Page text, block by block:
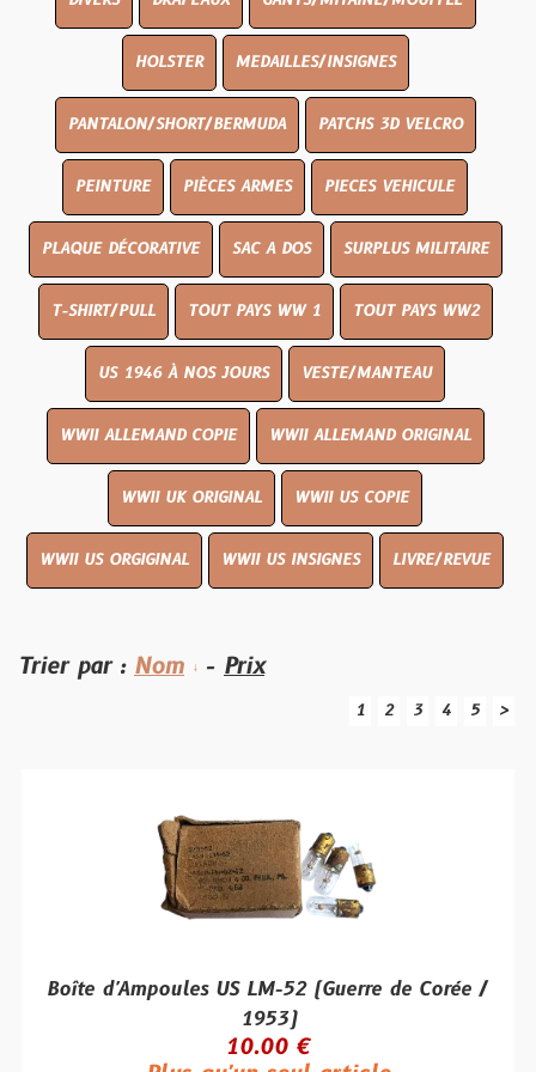
HOLSTER MEDAILLES/INSIGNES
PANTALON/SHORT/BERMUDA PATCHS 3D VELCRO
PEINTURE PIÈCES ARMES PIECES VEHICULE
PLAQUE DÉCORATIVE SAC A DOS SURPLUS MILITAIRE
T-SHIRT/PULL TOUT PAYS WW 1 TOUT PAYS WW2
US 1946 À NOS JOURS VESTE/MANTEAU
WWII ALLEMAND COPIE WWII ALLEMAND ORIGINAL
WWII UK ORIGINAL WWII US COPIE
WWII US ORGIGINAL WWII US INSIGNES LIVRE/REVUE
Trier par : Nom - Prix
1 2 3 4 5 >
Boîte d'Ampoules US LM-52 (Guerre de Corée /
1953)
10.00 €